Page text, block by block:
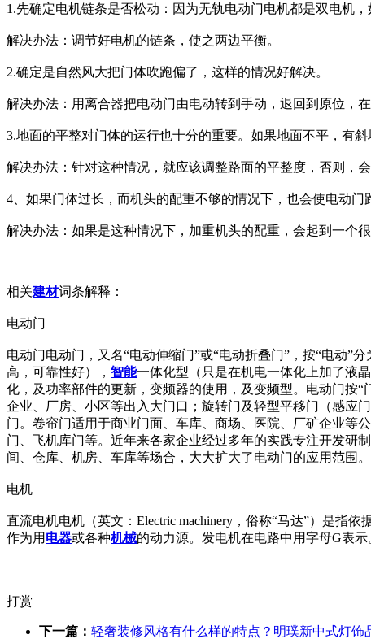
1.先确定电机链条是否松动：因为无轨电动门电机都是双电机
解决办法：调节好电机的链条，使之两边平衡。
2.确定是自然风大把门体吹跑偏了，这样的情况好解决。
解决办法：用离合器把电动门由电动转到手动，退回到原位，
3.地面的平整对门体的运行也十分的重要。如果地面不平，有
解决办法：针对这种情况，就应该调整路面的平整度，否则，
4、如果门体过长，而机头的配重不够的情况下，也会使电动门
解决办法：如果是这种情况下，加重机头的配重，会起到一个很
相关建材词条解释：
电动门
电动门电动门，又名“电动伸缩门”或“电动折叠门”，按“电动”
高，可靠性好）， 智能一体化型（只是在机电一体化上加了液
化，及功率部件的更新，变频器的使用，及变频型。电动门按“
企业、厂房、小区等出入大门口；旋转门及轻型平移门（感应
门。卷帘门适用于商业门面、车库、商场、医院、厂矿企业等
门、飞机库门等。近年来各家企业经过多年的实践专注开发研
间、仓库、机房、车库等场合，大大扩大了电动门的应用范围。
电机
直流电机电机（英文：Electric machinery，俗称“马达”）是指
作为用 电器或各种机械的动力源。发电机在电路中用字母G表
打赏
下一篇： 轻奢装修风格有什么样的特点？明璞新中式灯饰